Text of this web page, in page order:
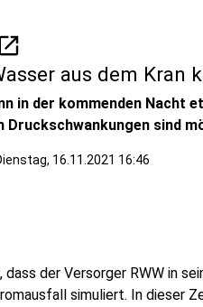
aus dem Kran
in der kommenden Nacht
Druckschwankungen sind
16.11.2021 16:46
dass der Versorger RWW in
simuliert. In dieser